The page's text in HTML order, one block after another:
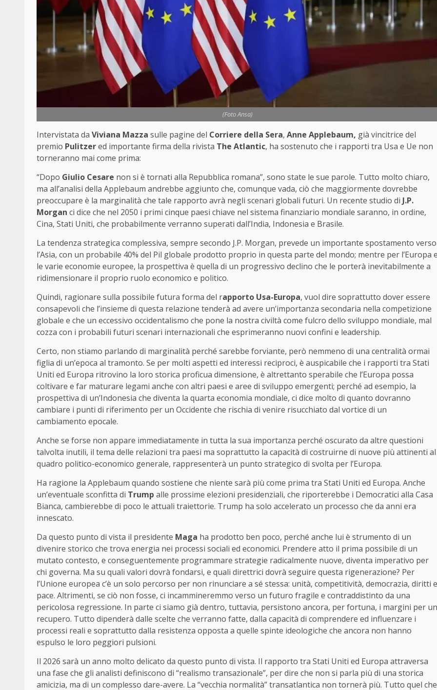
(Foto Ansa)
Intervistata da Viviana Mazza sulle pagine del Corriere della Sera, Anne Applebaum, già vincitrice del
premio Pulitzered importante firma della rivista The Atlantic, ha sostenuto che i rapporti tra Usa e Ue non
torneranno mai come prima:
“Dopo Giulio Cesare non si è tornati alla Repubblica romana”, sono state le sue parole. Tutto molto chiaro,
ma all’analisi della Applebaum andrebbe aggiunto che, comunque vada, ciò che maggiormente dovrebbe
preoccupare è la marginalità che tale rapporto avrà negli scenari globali futuri. Un recente studio di J.P.
Morgan ci dice che nel 2050 i primi cinque paesi chiave nel sistema finanziario mondiale saranno, in ordine,
Cina, Stati Uniti, che probabilmente verranno superati dall’India, Indonesia e Brasile.
La tendenza strategica complessiva, sempre secondo J.P. Morgan, prevede un importante spostamento verso
l’Asia, con un probabile 40% del Pil globale prodotto proprio in questa parte del mondo; mentre per l’Europa
le varie economie europee, la prospettiva è quella di un progressivo declino che le porterà inevitabilmente a
ridimensionare il proprio ruolo economico e politico.
Quindi, ragionare sulla possibile futura forma del rapporto Usa-Europa, vuol dire soprattutto dover essere
consapevoli che l’insieme di questa relazione tenderà ad avere un’importanza secondaria nella competizione
globale e che un eccessivo occidentalismo che pone la nostra civiltà come fulcro dello sviluppo mondiale, mal
cozza con i probabili futuri scenari internazionali che esprimeranno nuovi confini e leadership.
Certo, non stiamo parlando di marginalità perché sarebbe forviante, però nemmeno di una centralità ormai
figlia di un’epoca al tramonto. Se per molti aspetti ed interessi reciproci, è auspicabile che i rapporti tra Stati
Uniti ed Europa ritrovino la loro storica proficua dimensione, è altrettanto sperabile che l’Europa possa
coltivare e far maturare legami anche con altri paesi e aree di sviluppo emergenti; perché ad esempio, la
prospettiva di un’Indonesia che diventa la quarta economia mondiale, ci dice molto di quanto dovranno
cambiare i punti di riferimento per un Occidente che rischia di venire risucchiato dal vortice di un
cambiamento epocale.
Anche se forse non appare immediatamente in tutta la sua importanza perché oscurato da altre questioni
talvolta inutili, il tema delle relazioni tra paesi ma soprattutto la capacità di costruirne di nuove più attinenti al
quadro politico-economico generale, rappresenterà un punto strategico di svolta per l’Europa.
Ha ragione la Applebaum quando sostiene che niente sarà più come prima tra Stati Uniti ed Europa. Anche
un’eventuale sconfitta di Trump alle prossime elezioni presidenziali, che riporterebbe i Democratici alla Casa
Bianca, cambierebbe di poco le attuali traiettorie. Trump ha solo accelerato un processo che da anni era
innescato.
Da questo punto di vista il presidente Maga ha prodotto ben poco, perché anche lui è strumento di un
divenire storico che trova energia nei processi sociali ed economici. Prendere atto il prima possibile di un
mutato contesto, e conseguentemente programmare strategie radicalmente nuove, diventa imperativo per
chi governa. Ma su quali valori dovrà fondarsi, e quali direttrici dovrà seguire questa rigenerazione? Per
l’Unione europea c’è un solo percorso per non rinunciare a sé stessa: unità, competitività, democrazia, diritti e
pace. Altrimenti, se ciò non fosse, ci incammineremmo verso un futuro fragile e contraddistinto da una
pericolosa regressione. In parte ci siamo già dentro, tuttavia, persistono ancora, per fortuna, i margini per un
recupero. Tutto dipenderà dalle scelte che verranno fatte, dalla capacità di comprendere ed influenzare i
processi reali e soprattutto dalla resistenza opposta a quelle spinte ideologiche che ancora non hanno
espulso le loro peggiori pulsioni.
Il 2026 sarà un anno molto delicato da questo punto di vista. Il rapporto tra Stati Uniti ed Europa attraversa
una fase che gli analisti definiscono di “realismo transazionale”, per dire che non si parla più di una storica
amicizia, ma di un complesso dare-avere. La “vecchia normalità” transatlantica non tornerà più. Tutto quel che